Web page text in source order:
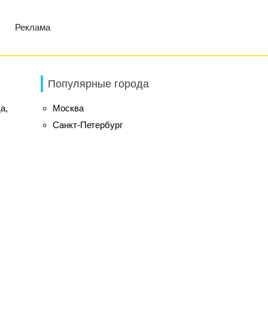
Реклама
Популярные города
Москва
Санкт-Петербург